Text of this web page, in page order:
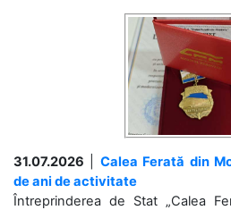
31.07.2026
Calea Ferată din
de ani de activitate
Întreprinderea de Stat „Calea